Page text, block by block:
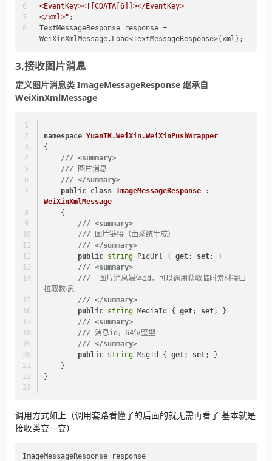
<EventKey><![CDATA[6]]></EventKey>
</xml>" ;
TextMessageResponse response =
WeiXinXmlMessage.Load<TextMessageResponse>(xml);
3.接收图片消息
定义图片消息类 ImageMessageResponse 继承自
WeiXinXmlMessage
namespace YuanTK.WeiXin.WeiXinPushWrapper
{
/// <summary>
/// 图片消息
/// </summary>
public class ImageMessageResponse
WeiXinXmlMessage
    {
/// <summary>
/// 图片链接（由系统生成）
/// </summary>
public string PicUrl { get; set; }
/// <summary>
///
  图片消息媒体id，可以调用获取临时素材接口
拉取数据。
/// </summary>
public string MediaId { get; set; }
/// <summary>
/// 消息id，64位整型
/// </summary>
public string MsgId { get; set; }
    }
}
调用方式如上（调用套路看懂了的后面的就无需再看了 基本就是
接收类变一变）
ImageMessageResponse response =